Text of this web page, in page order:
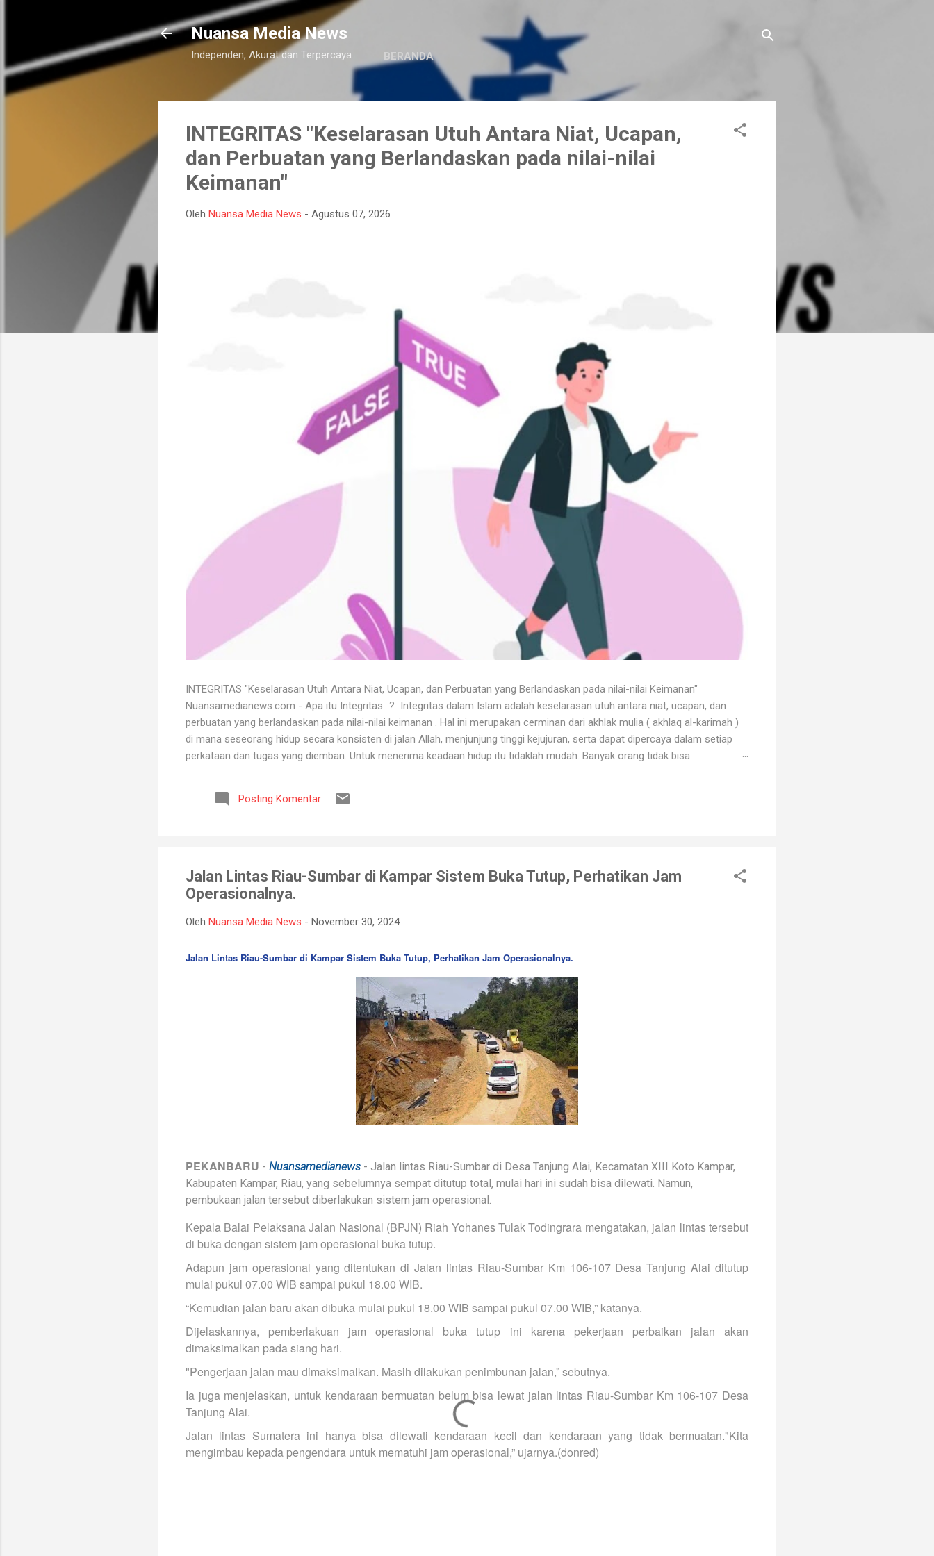
Langsung ke konten utama
Nuansa Media News
Independen, Akurat dan Terpercaya BERANDA
INTEGRITAS "Keselarasan Utuh Antara Niat, Ucapan,
dan Perbuatan yang Berlandaskan pada nilai-nilai
Keimanan"
Oleh Nuansa Media News - Agustus 07, 2026
INTEGRITAS "Keselarasan Utuh Antara Niat, Ucapan, dan Perbuatan yang Berlandaskan pada nilai-nilai Keimanan"
Nuansamedianews.com - Apa itu Integritas...? Integritas dalam Islam adalah keselarasan utuh antara niat, ucapan, dan
perbuatan yang berlandaskan pada nilai-nilai keimanan . Hal ini merupakan cerminan dari akhlak mulia ( akhlaq al-karimah )
di mana seseorang hidup secara konsisten di jalan Allah, menjunjung tinggi kejujuran, serta dapat dipercaya dalam setiap
perkataan dan tugas yang diemban. Untuk menerima keadaan hidup itu tidaklah mudah. Banyak orang tidak bisa
lutut merelakan integritasnya hancur. Padahal telah dipertahankan sekian lama, dan banyak orang menilainya sebagai orang
bersih atau baik. Seorang muslim, iman merupakan landasan penting dalam menjalankan kehidupan. Orang beriman selalu
Posting Komentar
Jalan Lintas Riau-Sumbar di Kampar Sistem Buka Tutup, Perhatikan Jam
Operasionalnya.
Oleh Nuansa Media News - November 30, 2024
Jalan Lintas Riau-Sumbar di Kampar Sistem Buka Tutup, Perhatikan Jam Operasionalnya.
PEKANBARU - Nuansamedianews - Jalan lintas Riau-Sumbar di Desa Tanjung Alai, Kecamatan XIII Koto Kampar,
Kabupaten Kampar, Riau, yang sebelumnya sempat ditutup total, mulai hari ini sudah bisa dilewati. Namun,
pembukaan jalan tersebut diberlakukan sistem jam operasional.
Kepala Balai Pelaksana Jalan Nasional (BPJN) Riah Yohanes Tulak Todingrara mengatakan, jalan lintas tersebut
di buka dengan sistem jam operasional buka tutup.
Adapun jam operasional yang ditentukan di Jalan lintas Riau-Sumbar Km 106-107 Desa Tanjung Alai ditutup
mulai pukul 07.00 WIB sampai pukul 18.00 WIB.
“Kemudian jalan baru akan dibuka mulai pukul 18.00 WIB sampai pukul 07.00 WIB,” katanya.
Dijelaskannya, pemberlakuan jam operasional buka tutup ini karena pekerjaan perbaikan jalan akan
dimaksimalkan pada siang hari.
"Pengerjaan jalan mau dimaksimalkan. Masih dilakukan penimbunan jalan,” sebutnya.
Ia juga menjelaskan, untuk kendaraan bermuatan belum bisa lewat jalan lintas Riau-Sumbar Km 106-107 Desa
Tanjung Alai.
Jalan lintas Sumatera ini hanya bisa dilewati kendaraan kecil dan kendaraan yang tidak bermuatan."Kita
mengimbau kepada pengendara untuk mematuhi jam operasional,” ujarnya.(donred)